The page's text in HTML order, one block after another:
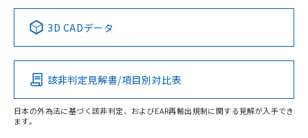
Pb Hg Cd Cr(VI)
O
この製品の規格認証/適合状況ページへ
その他の認証はこちらのページからご検索ください
3D CADデータ
該非判定見解書/項目別対比表
日本の外為法に基づく該非判定、およびEAR再輸出規制に関する見解が入手でき
ます。